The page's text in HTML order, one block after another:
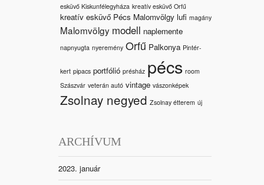
esküvő Kiskunfélegyháza kreatív esküvő Orfű
kreatív esküvő Pécs Malomvölgy lufi magány
Malomvölgy modell naplemente
napnyugta nyeremény Orfű Palkonya Pintér-
kert pipacs portfólió présház pécs room
Szászvár veterán autó vintage vászonképek
Zsolnay negyed Zsolnay étterem új
ARCHÍVUM
2023. január